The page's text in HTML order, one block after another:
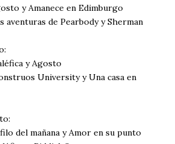
y Amanece en Edimburgo
aventuras de Pearbody y Sherman
y Agosto
University y Una casa en
filo del mañana y Amor en su punto